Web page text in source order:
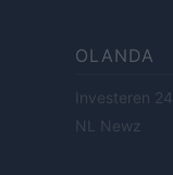
OLANDA
Investeren 24
NL Newz